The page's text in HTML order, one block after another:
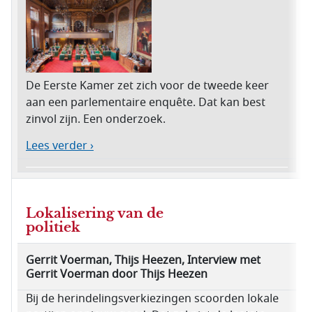
De Eerste Kamer zet zich voor de tweede keer
aan een parlementaire enquête. Dat kan best
zinvol zijn. Een onderzoek.
Lees verder ›
Lokalisering van de
politiek
Gerrit Voerman, Thijs Heezen, Interview met
Gerrit Voerman door Thijs Heezen
Bij de herindelingsverkiezingen scoorden lokale